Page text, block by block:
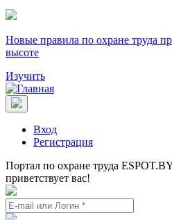
Новые правила по охране труда
высоте
Изучить
Вход
Регистрация
Портал по охране труда
приветствует вас!